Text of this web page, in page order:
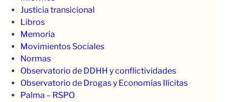
Justicia transicional
Libros
Memoria
Movimientos Sociales
Normas
Observatorio de DDHH y conflictividades
Observatorio de Drogas y Economías Ilícitas
Palma – RSPO